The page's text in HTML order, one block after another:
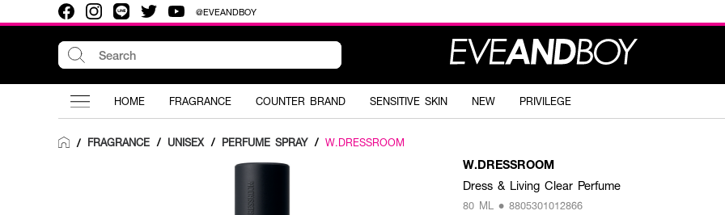
@EVEANDBOY
HOME FRAGRANCE COUNTER BRAND SENSITIVE SKIN NEW PRIVILEGE
/ FRAGRANCE / UNISEX / PERFUME SPRAY / W.DRESSROOM
W.DRESSROOM
Dress & Living Clear Perfume
80 ML • 8805301012866